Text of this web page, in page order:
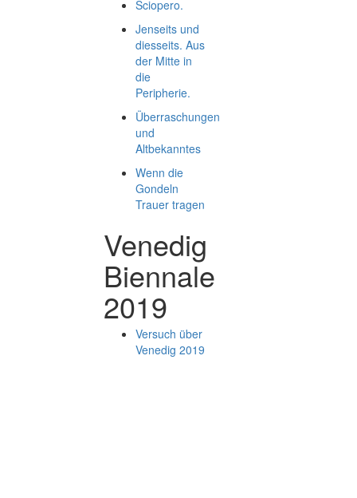
Sciopero.
Jenseits und
diesseits. Aus
der Mitte in
die
Peripherie.
Überraschungen
und
Altbekanntes
Wenn die
Gondeln
Trauer tragen
Venedig
Biennale
2019
Versuch über
Venedig 2019